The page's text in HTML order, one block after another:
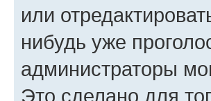
или
нибудь уже
администраторы
Это сделано для